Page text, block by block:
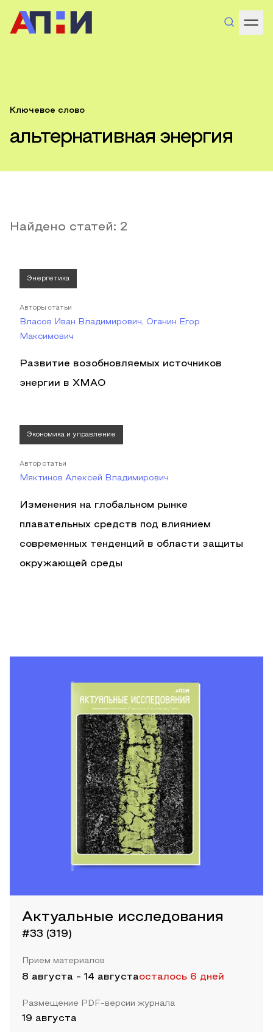
Ключевое слово
альтернативная энергия
Найдено статей: 2
Энергетика
Авторы статьи
Власов Иван Владимирович, Оганин Егор
Максимович
Развитие возобновляемых источников
энергии в ХМАО
Экономика и управление
Автор статьи
Мяктинов Алексей Владимирович
Изменения на глобальном рынке
плавательных средств под влиянием
современных тенденций в области защиты
окружающей среды
Актуальные исследования
#33 (319)
Прием материалов
8 августа - 14 августаосталось 6 дней
Размещение PDF-версии журнала
19 августа